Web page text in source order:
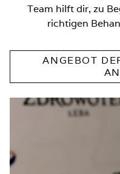
Team hilft dir, zu
richtigen
ANGEBOT